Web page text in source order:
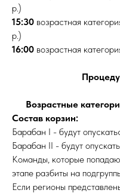
р.)
15:30 возрастная
р.)
16:00 возрастная
Возрастные
Состав корзин:
Барабан I - будут
Барабан II - будут
​Команды, которые
этапе разбиты на
Если регионы